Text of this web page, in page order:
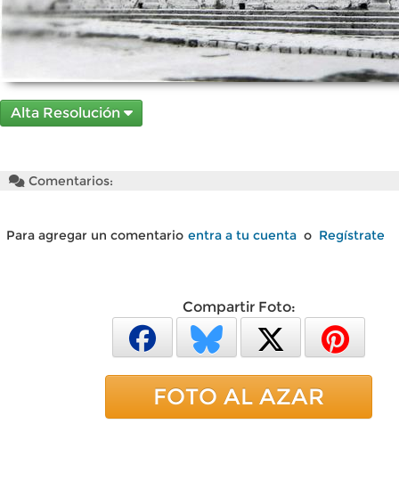
Alta Resolución
Comentarios:
Para agregar un comentario entra a tu cuenta o Regístrate
Compartir Foto:
FOTO AL AZAR